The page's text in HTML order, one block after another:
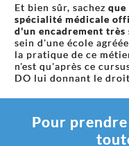
Et bien sûr, sachez que
spécialité médicale
d'un encadrement
sein d'une école
la pratique de ce
n'est qu'après ce
DO lui donnant le
Pour